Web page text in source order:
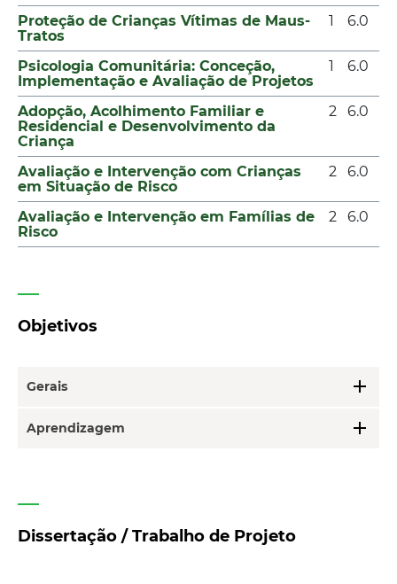
Proteção de Crianças Vítimas de Maus-
Tratos
1 6.0
Psicologia Comunitária: Conceção,
Implementação e Avaliação de Projetos
1 6.0
Adopção, Acolhimento Familiar e
Residencial e Desenvolvimento da
Criança
2 6.0
Avaliação e Intervenção com Crianças
em Situação de Risco
2 6.0
Avaliação e Intervenção em Famílias de
Risco
2 6.0
Objetivos
Gerais add
Aprendizagem add
Dissertação / Trabalho de Projeto